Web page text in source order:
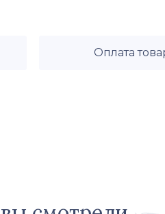
Оплата